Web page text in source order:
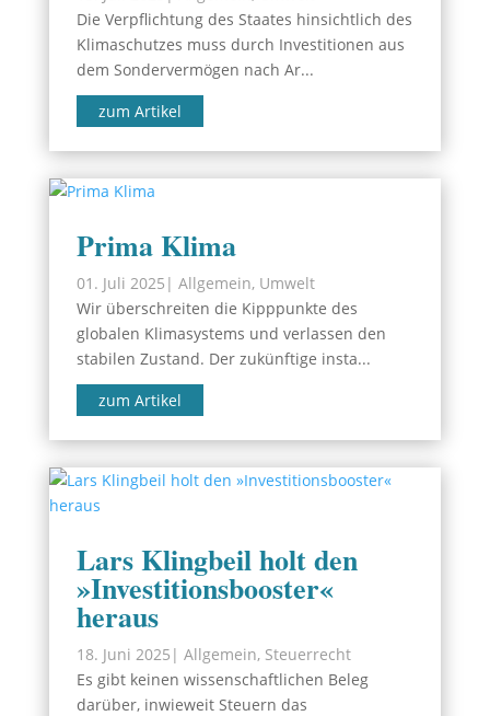
Die Verpflichtung des Staates hinsichtlich des
Klimaschutzes muss durch Investitionen aus
dem Sondervermögen nach Ar...
zum Artikel
Prima Klima
01. Juli 2025 | Allgemein, Umwelt
Wir überschreiten die Kipppunkte des
globalen Klimasystems und verlassen den
stabilen Zustand. Der zukünftige insta...
zum Artikel
Lars Klingbeil holt den
»Investitionsbooster«
heraus
18. Juni 2025 | Allgemein, Steuerrecht
Es gibt keinen wissenschaftlichen Beleg
darüber, inwieweit Steuern das